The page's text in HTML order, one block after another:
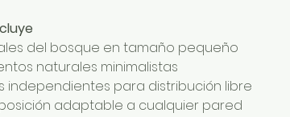
del bosque en tamaño pequeño
naturales minimalistas
independientes para distribución libre
adaptable a cualquier pared